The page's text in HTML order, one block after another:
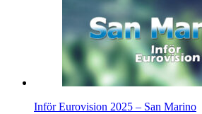
Inför Eurovision 2025 – San Marino